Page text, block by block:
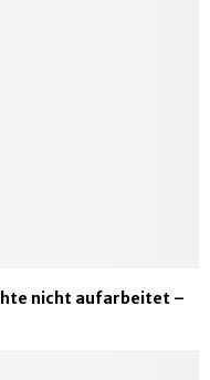
nicht aufarbeitet –